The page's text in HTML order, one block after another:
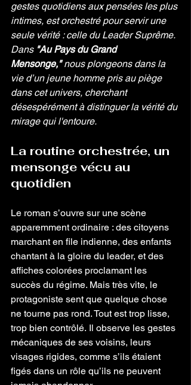
gestes quotidiens aux pensées les plus
intimes, est orchestré pour servir une
seule vérité : celle du Leader Suprême.
Dans "Au Pays du Grand
Mensonge," nous plongeons dans la
vie d’un jeune homme pris au piège
dans cet univers, cherchant
désespérément à distinguer la vérité du
mirage qui l'entoure.
La routine orchestrée, un
mensonge vécu au
quotidien
Le roman s’ouvre sur une scène
apparemment ordinaire : des citoyens
marchant en file indienne, des enfants
chantant à la gloire du leader, et des
affiches colorées proclamant les
succès du régime. Mais très vite, le
protagoniste sent que quelque chose
ne tourne pas rond. Tout est trop lisse,
trop bien contrôlé. Il observe les gestes
mécaniques de ses voisins, leurs
visages rigides, comme s’ils étaient
figés dans un rôle qu’ils ne peuvent